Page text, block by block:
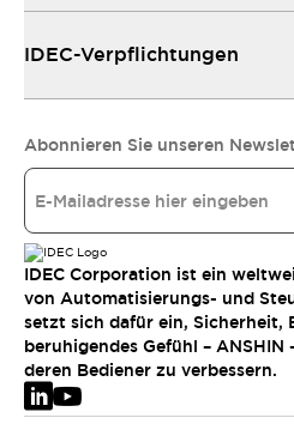
IDEC-Verpflichtungen
Abonnieren Sie unseren
IDEC Corporation ist ein
von Automatisierungs- und
setzt sich dafür ein, Sicherheit,
beruhigendes Gefühl – ANSHIN
deren Bediener zu verbessern.